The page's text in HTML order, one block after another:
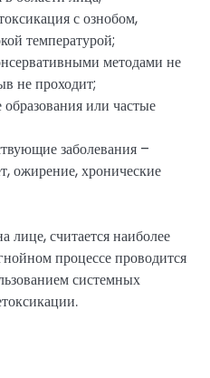
с ознобом,
температурой;
методами не
не проходит;
или частые
заболевания –
ожирение, хронические
считается наиболее
процессе проводится
системных